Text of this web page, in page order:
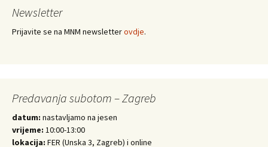
Newsletter
Prijavite se na MNM newsletterovdje.
Predavanja subotom – Zagreb
datum: nastavljamo na jesen
vrijeme: 10:00-13:00
lokacija: FER (Unska 3, Zagreb) i online